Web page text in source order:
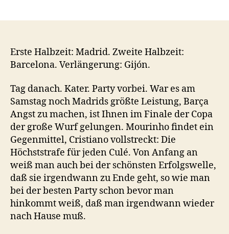
Erste Halbzeit: Madrid. Zweite Halbzeit:
Barcelona. Verlängerung: Gijón.
Tag danach. Kater. Party vorbei. War es am
Samstag noch Madrids größte Leistung, Barça
Angst zu machen, ist Ihnen im Finale der Copa
der große Wurf gelungen. Mourinho findet ein
Gegenmittel, Cristiano vollstreckt: Die
Höchststrafe für jeden Culé. Von Anfang an
weiß man auch bei der schönsten Erfolgswelle,
daß sie irgendwann zu Ende geht, so wie man
bei der besten Party schon bevor man
hinkommt weiß, daß man irgendwann wieder
nach Hause muß.